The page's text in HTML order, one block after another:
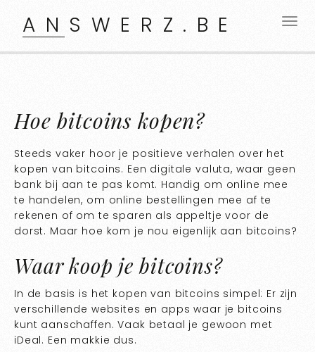
ANSWERZ.BE
Hoe bitcoins kopen?
Steeds vaker hoor je positieve verhalen over het
kopen van bitcoins. Een digitale valuta, waar geen
bank bij aan te pas komt. Handig om online mee
te handelen, om online bestellingen mee af te
rekenen of om te sparen als appeltje voor de
dorst. Maar hoe kom je nou eigenlijk aan bitcoins?
Waar koop je bitcoins?
In de basis is het kopen van bitcoins simpel: Er zijn
verschillende websites en apps waar je bitcoins
kunt aanschaffen. Vaak betaal je gewoon met
iDeal. Een makkie dus.